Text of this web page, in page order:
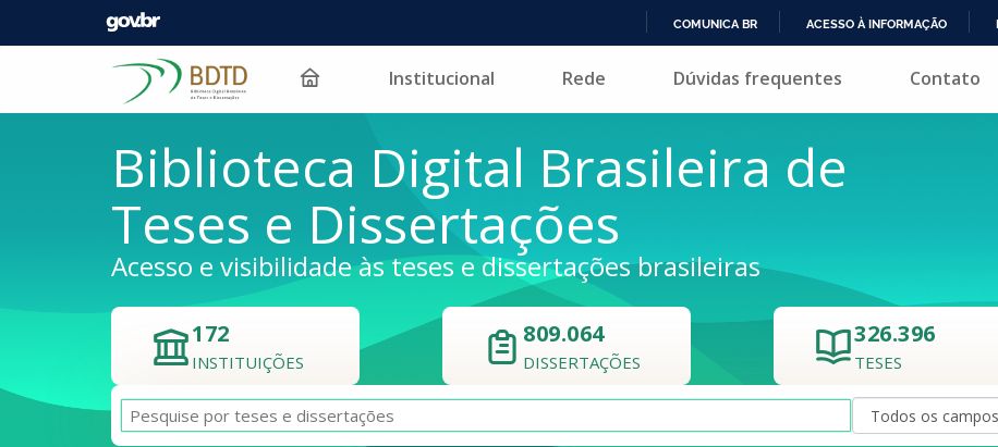
PARA
COMUNICA BR ACESSO À INFORMAÇÃO
Pular para o conteúdo Institucional Rede Dúvidas frequentes Contato
Biblioteca Digital Brasileira de
Teses e Dissertações
Acesso e visibilidade às teses e dissertações brasileiras
172
INSTITUIÇÕES
809.064
DISSERTAÇÕES
326.396
TESES